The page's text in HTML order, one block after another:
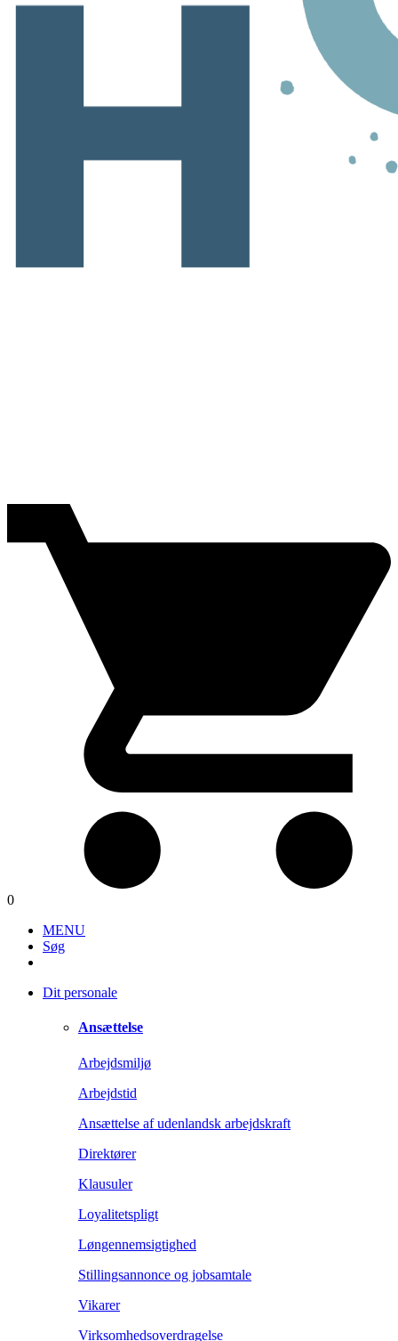
0
MENU
Søg
Dit personale
Ansættelse
Arbejdsmiljø
Arbejdstid
Ansættelse af udenlandsk arbejdskraft
Direktører
Klausuler
Loyalitetspligt
Løngennemsigtighed
Stillingsannonce og jobsamtale
Vikarer
Virksomhedsoverdragelse